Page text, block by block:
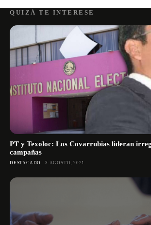
QUIZÁ TE INTERESE
PT y Texoloc: Los Covarrubias lideran
campañas
DESTACADO 3 AGOSTO, 2021